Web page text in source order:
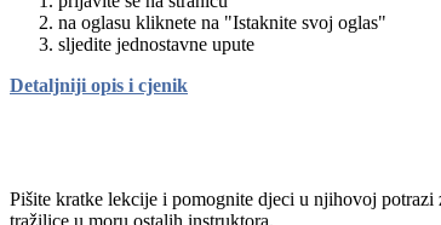
na oglasu kliknete na "Istaknite svoj oglas"
sljedite jednostavne upute
Detaljniji opis i cjenik
Pišite kratke lekcije i pomognite djeci u njihovoj potrazi